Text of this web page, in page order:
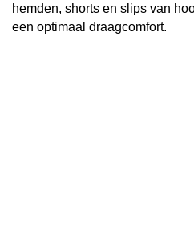
hemden, shorts en slips van
een optimaal draagcomfort.